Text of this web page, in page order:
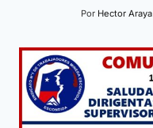
Por Hector Araya